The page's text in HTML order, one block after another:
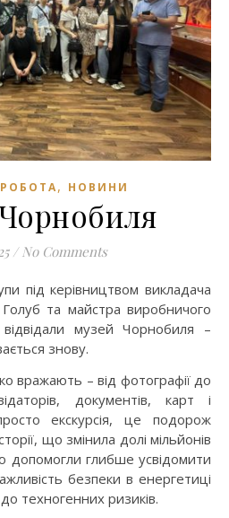
, НОВИНИ
/ No Comments
Голуб та майстра виробничого
музей Чорнобиля –
знову.
вражають – від фотографії до
документів, карт і
екскурсія, це подорож
що змінила долі мільйонів
допомогли глибше усвідомити
безпеки в енергетиці
техногенних ризиків.